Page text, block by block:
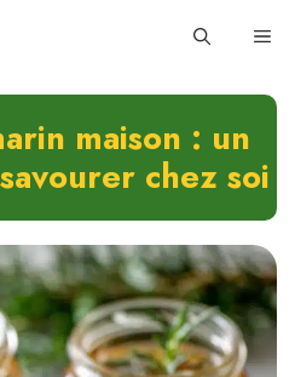
maison : un
chez soi